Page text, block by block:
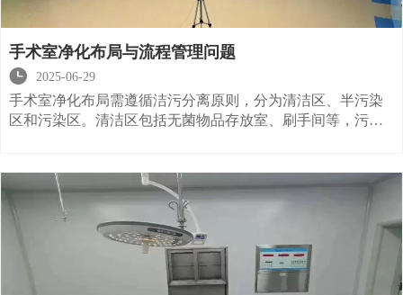
手术室净化布局与流程管理问题

2025-06-29
手术室净化布局需遵循洁污分离原则，分为清洁区、半污染
区和污染区。清洁区包括无菌物品存放室、刷手间等，污染